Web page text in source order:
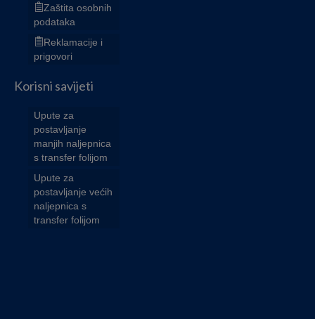
Zaštita osobnih
podataka
Reklamacije i
prigovori
Korisni savijeti
Upute za
postavljanje
manjih naljepnica
s transfer folijom
Upute za
postavljanje većih
naljepnica s
transfer folijom